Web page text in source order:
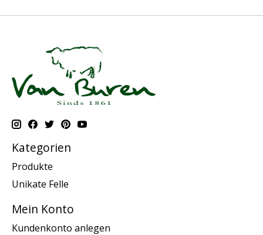
Kategorien
Produkte
Unikate Felle
Mein Konto
Kundenkonto anlegen